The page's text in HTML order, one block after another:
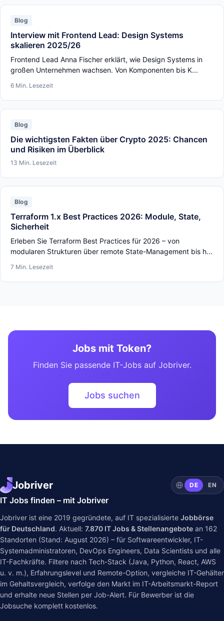
Blog
Interview mit Frontend Lead: Design Systems
skalieren 2025/26
Frontend Lead Anna Fischer erklärt, wie Design Systems in
großen Unternehmen wachsen. Von Komponenten bis K...
6 Min. Lesezeit
Blog
Die wichtigsten Fakten über Crypto 2025: Chancen
und Risiken im Überblick
13 Min. Lesezeit
Blog
Terraform 1.x Best Practices 2026: Module, State,
Sicherheit
Erleben Sie Terraform Best Practices für 2026 – von
modularen Strukturen über remote State-Management bis h...
7 Min. Lesezeit
Jobs mit Token?
Finden Sie passende IT-Jobs auf Jobriver.
Jobs suchen
Jobriver DE EN
IT Jobs finden – mit Jobriver
Jobriver ist eine 2019 gegründete, auf IT spezialisierte Jobbörse
für Deutschland. Aktuell: 7.870 IT Jobs & Stellenangebote an 162
Standorten (Stand: August 2026) – für Softwareentwickler, IT-
Systemadministratoren, DevOps Engineers, Data Scientists und alle
IT-Fachkräfte. Filtere nach Tech-Stack (Java, Python, React, AWS
u. v. m.), Erfahrungslevel und Remote-Option, vergleiche IT-Gehälter
im Gehaltsvergleich, verfolge den Markt im IT-Arbeitsmarkt-Report
und erhalte neue Stellen per Job-Alert. Für Bewerber ist die
Jobsuche komplett kostenlos.